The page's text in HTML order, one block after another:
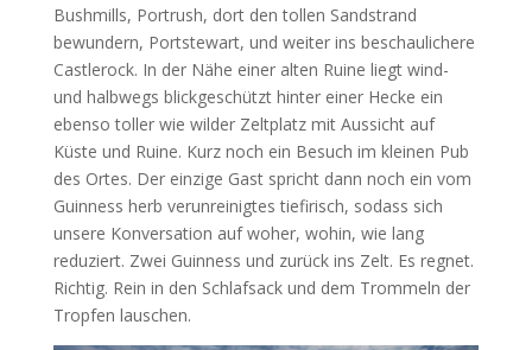
Bushmills, Portrush, dort den tollen Sandstrand
bewundern, Portstewart, und weiter ins beschaulichere
Castlerock. In der Nähe einer alten Ruine liegt wind-
und halbwegs blickgeschützt hinter einer Hecke ein
ebenso toller wie wilder Zeltplatz mit Aussicht auf
Küste und Ruine. Kurz noch ein Besuch im kleinen Pub
des Ortes. Der einzige Gast spricht dann noch ein vom
Guinness herb verunreinigtes tiefirisch, sodass sich
unsere Konversation auf woher, wohin, wie lang
reduziert. Zwei Guinness und zurück ins Zelt. Es regnet.
Richtig. Rein in den Schlafsack und dem Trommeln der
Tropfen lauschen.